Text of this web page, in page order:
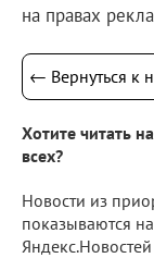
на правах
← Вернуться к
Хотите читать
всех?
Новости из
показываются